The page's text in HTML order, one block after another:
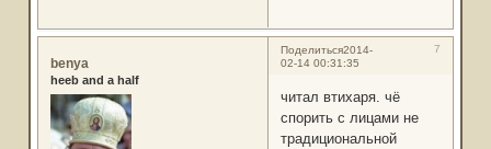
Поделиться 7
2014-
02-14 00:31:35
benya
heeb and a half
читал втихаря. чё
спорить с лицами не
традициональной